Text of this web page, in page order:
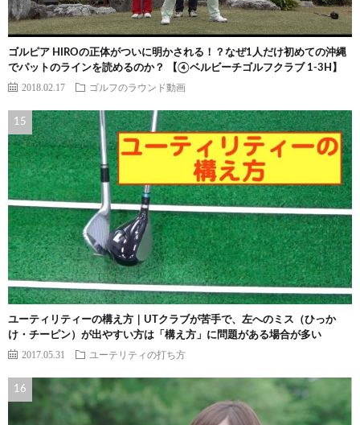
ゴルピア HIROの正体がついに明かされる！？なぜ1人だけ初めての沖縄
でパットのラインを読めるのか？ 【④ベルビーチゴルフクラブ 1-3H】
2018.02.17 ゴルフのラウンド動画
ユーティリティーの構え方｜UTクラブが苦手で、左へのミス（ひっか
け・チーピン）が出やすい方は「構え方」に問題がある場合が多い
2017.05.31 ユーテリティの打ち方